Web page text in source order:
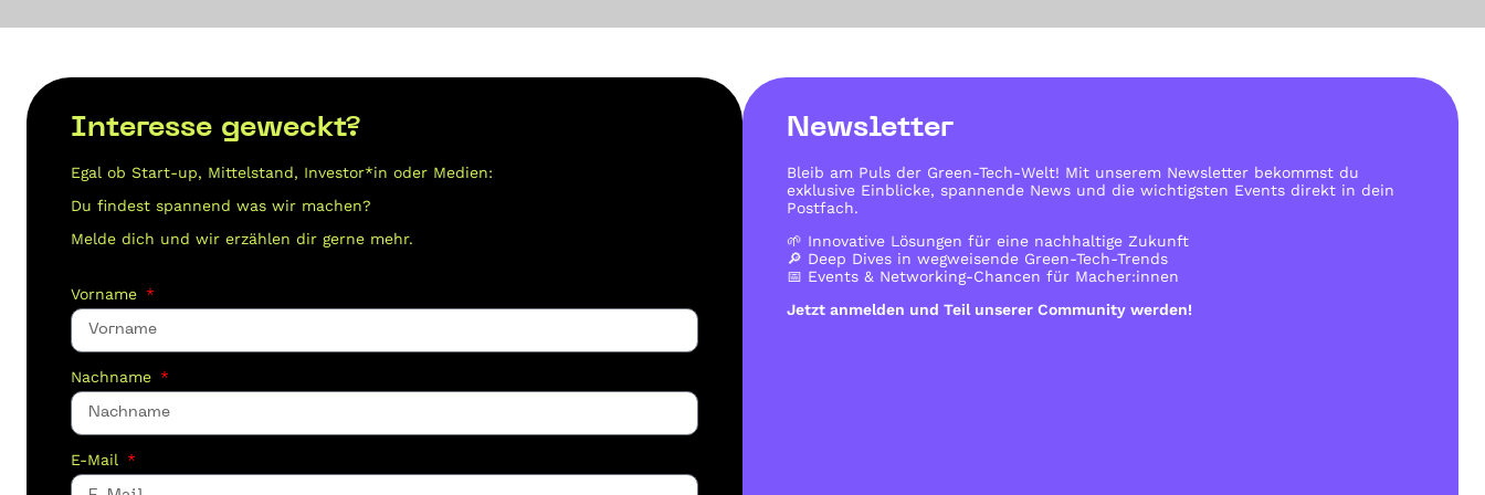
Interesse geweckt?
Egal ob Start-up, Mittelstand, Investor*in oder Medien:
Du findest spannend was wir machen?
Melde dich und wir erzählen dir gerne mehr.
Vorname
Nachname
E-Mail
Newsletter
Bleib am Puls der Green-Tech-Welt! Mit unserem Newsletter bekommst du
exklusive Einblicke, spannende News und die wichtigsten Events direkt in dein
Postfach.
🌱 Innovative Lösungen für eine nachhaltige Zukunft
🔎 Deep Dives in wegweisende Green-Tech-Trends
📅 Events & Networking-Chancen für Macher:innen
Jetzt anmelden und Teil unserer Community werden!